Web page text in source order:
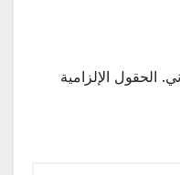
الحقول الإلزامية